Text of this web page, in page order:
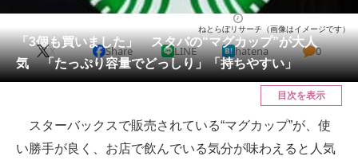
リサーチ
会員記事
メディア
ITの今と未来を見通す
「3個も買いました」 スタバの“マグカップ”が大人
気 「たっぷり容量でどっしり」「持ちやすい」
ねとらぼリサーチ（画像はイメージです）
X Share LINE hatena 0
目次を表示
スターバックスで販売されている“マグカップ”が、使
い勝手が良く、お店で飲んでいる気分が味わえると人気